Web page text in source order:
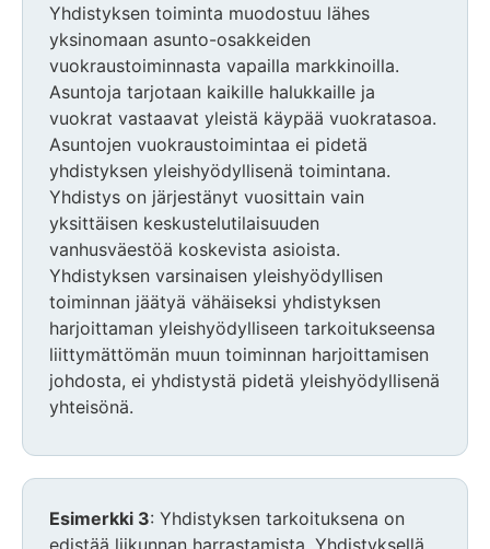
Yhdistyksen toiminta muodostuu lähes
yksinomaan asunto-osakkeiden
vuokraustoiminnasta vapailla markkinoilla.
Asuntoja tarjotaan kaikille halukkaille ja
vuokrat vastaavat yleistä käypää vuokratasoa.
Asuntojen vuokraustoimintaa ei pidetä
yhdistyksen yleishyödyllisenä toimintana.
Yhdistys on järjestänyt vuosittain vain
yksittäisen keskustelutilaisuuden
vanhusväestöä koskevista asioista.
Yhdistyksen varsinaisen yleishyödyllisen
toiminnan jäätyä vähäiseksi yhdistyksen
harjoittaman yleishyödylliseen tarkoitukseensa
liittymättömän muun toiminnan harjoittamisen
johdosta, ei yhdistystä pidetä yleishyödyllisenä
yhteisönä.
Esimerkki 3: Yhdistyksen tarkoituksena on
edistää liikunnan harrastamista. Yhdistyksellä